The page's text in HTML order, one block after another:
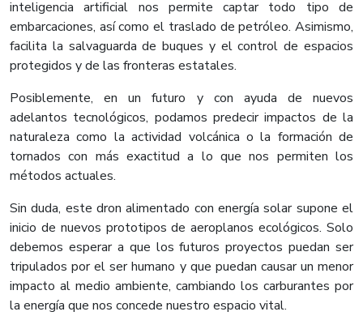
inteligencia artificial nos permite captar todo tipo de
embarcaciones, así como el traslado de petróleo. Asimismo,
facilita la salvaguarda de buques y el control de espacios
protegidos y de las fronteras estatales.
Posiblemente, en un futuro y con ayuda de nuevos
adelantos tecnológicos, podamos predecir impactos de la
naturaleza como la actividad volcánica o la formación de
tornados con más exactitud a lo que nos permiten los
métodos actuales.
Sin duda, este dron alimentado con energía solar supone el
inicio de nuevos prototipos de aeroplanos ecológicos. Solo
debemos esperar a que los futuros proyectos puedan ser
tripulados por el ser humano y que puedan causar un menor
impacto al medio ambiente, cambiando los carburantes por
la energía que nos concede nuestro espacio vital.